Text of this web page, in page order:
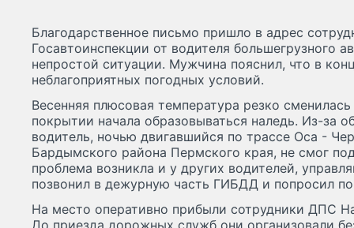
Благодарственное письмо пришло в адрес
Госавтоинспекции от водителя большегрузного
непростой ситуации. Мужчина пояснил, что в
неблагоприятных погодных условий.
Весенняя плюсовая температура резко
покрытии начала образовываться наледь. Из-за
водитель, ночью двигавшийся по трассе Оса -
Бардымского района Пермского края, не смог
проблема возникла и у других водителей,
позвонил в дежурную часть ГИБДД и попросил
На место оперативно прибыли сотрудники ДПС